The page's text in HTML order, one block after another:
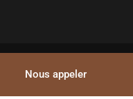
Nous appeler